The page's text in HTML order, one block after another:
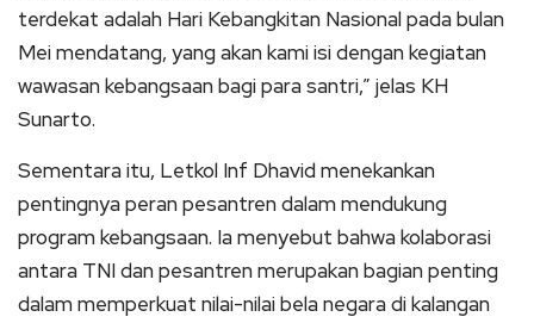
terdekat adalah Hari Kebangkitan Nasional pada bulan
Mei mendatang, yang akan kami isi dengan kegiatan
wawasan kebangsaan bagi para santri,” jelas KH
Sunarto.
Sementara itu, Letkol Inf Dhavid menekankan
pentingnya peran pesantren dalam mendukung
program kebangsaan. Ia menyebut bahwa kolaborasi
antara TNI dan pesantren merupakan bagian penting
dalam memperkuat nilai-nilai bela negara di kalangan